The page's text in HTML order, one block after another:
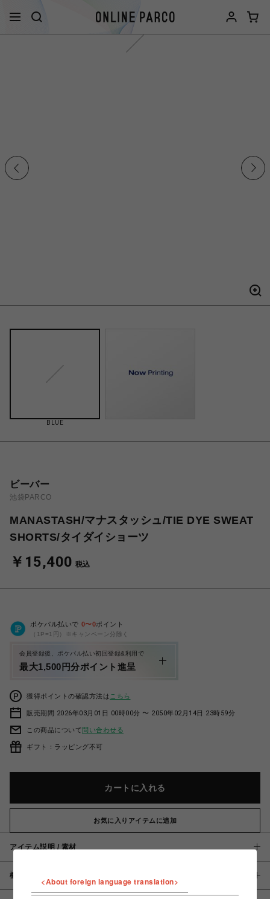
BLUE
ビーバー
池袋PARCO
MANASTASH/マナスタッシュ/TIE DYE SWEAT
SHORTS/タイダイショーツ
￥15,400 税込
ポケパル払いで 0〜0ポイント
（1P=1円）※キャンペーン分除く
会員登録後、ポケパル払い初回登録&利用で
最大1,500円分ポイント進呈
獲得ポイントの確認方法は こちら
販売期間 2026年03月01日 00時00分 〜 2050年02月14日 23時59分
この商品について問い合わせる
ギフト：ラッピング不可
カートに入れる
お気に入りアイテムに追加
アイテム説明 / 素材
概要
<About foreign language translation>